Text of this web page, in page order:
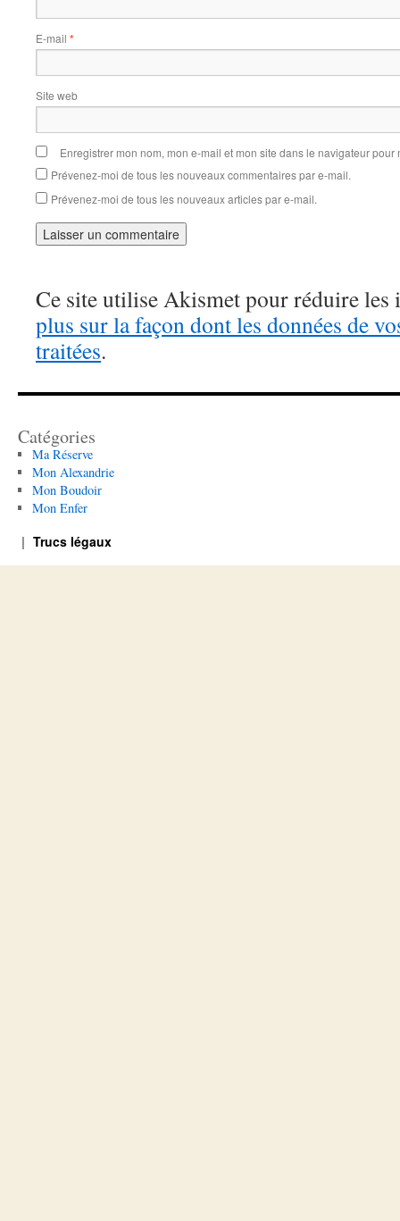
E-mail *
Site web
Enregistrer mon nom, mon e-mail et mon site dans le navigateur
Prévenez-moi de tous les nouveaux commentaires par e-mail.
Prévenez-moi de tous les nouveaux articles par e-mail.
Ce site utilise Akismet pour réduire les
plus sur la façon dont les données de
traitées.
Catégories
Ma Réserve
Mon Alexandrie
Mon Boudoir
Mon Enfer
Trucs légaux